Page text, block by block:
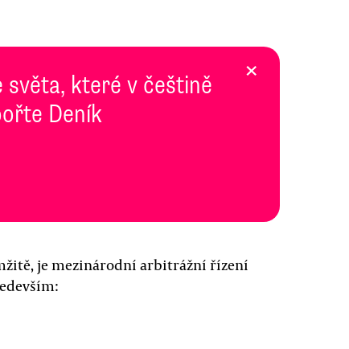
které v češtině
Deník
×
je mezinárodní arbitrážní řízení